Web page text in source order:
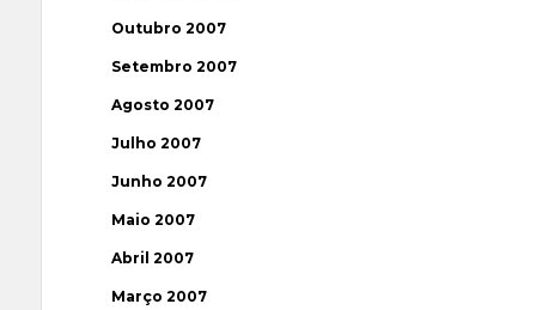
Outubro 2007
Setembro 2007
Agosto 2007
Julho 2007
Junho 2007
Maio 2007
Abril 2007
Março 2007